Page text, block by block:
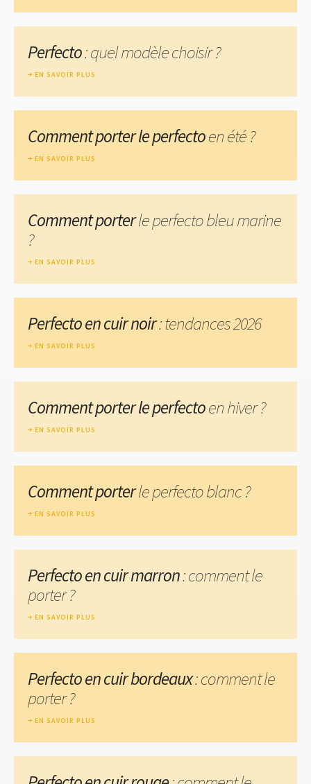
Perfecto: quel modèle choisir ?
EN SAVOIR PLUS
Comment porter le perfectoen été ?
EN SAVOIR PLUS
Comment porterle perfecto bleu marine
?
EN SAVOIR PLUS
Perfecto en cuir noir: tendances 2026
EN SAVOIR PLUS
Comment porter le perfectoen hiver ?
EN SAVOIR PLUS
Comment porterle perfecto blanc ?
EN SAVOIR PLUS
Perfecto en cuir marron: comment le
porter ?
EN SAVOIR PLUS
Perfecto en cuir bordeaux: comment le
porter ?
EN SAVOIR PLUS